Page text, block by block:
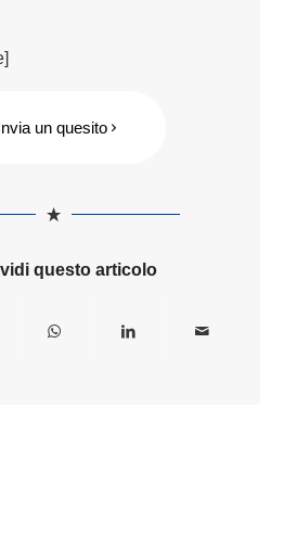
un quesito
questo articolo